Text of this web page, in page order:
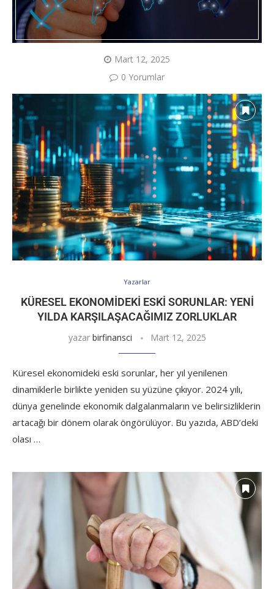
Mart 12, 2025
0 Yorumlar
Yazarlar
KÜRESEL EKONOMIDEKI ESKI SORUNLAR: YENI
YILDA KARŞILAŞACAĞIMIZ ZORLUKLAR
yazar birfinansci Mart 12, 2025
Küresel ekonomideki eski sorunlar, her yıl yenilenen
dinamiklerle birlikte yeniden su yüzüne çıkıyor. 2024 yılı,
dünya genelinde ekonomik dalgalanmaların ve belirsizliklerin
artacağı bir dönem olarak öngörülüyor. Bu yazıda, ABD’deki
olası …